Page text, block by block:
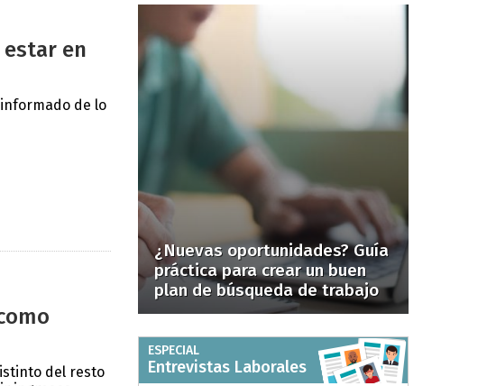
en
de lo
del resto
¿Nuevas oportunidades? Guía
práctica para crear un buen
plan de búsqueda de trabajo
ESPECIAL
Entrevistas Laborales